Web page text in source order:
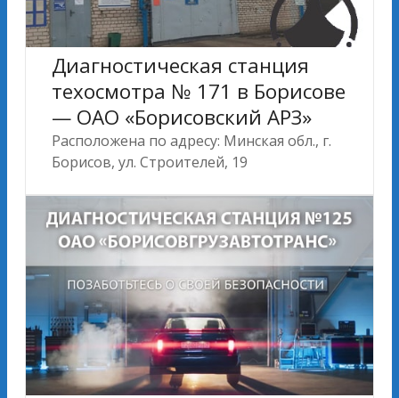
Диагностическая станция
техосмотра № 171 в Борисове
— ОАО «Борисовский АРЗ»
Расположена по адресу: Минская обл., г.
Борисов, ул. Строителей, 19